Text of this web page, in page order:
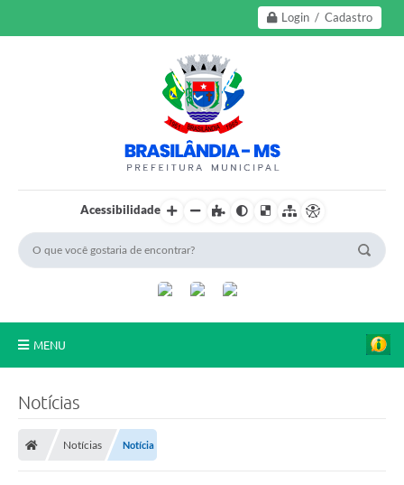
Login / Cadastro
Acessibilidade
MENU
Notícias
Notícias Notícia